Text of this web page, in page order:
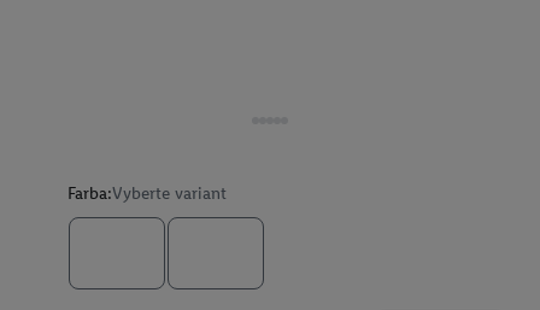
Farba:Vyberte variant